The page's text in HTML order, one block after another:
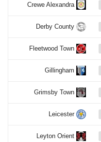
Crewe Alexandra
Derby County
Fleetwood Town
Gillingham
Grimsby Town
Leicester
Leyton Orient